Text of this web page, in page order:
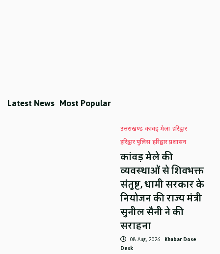
Latest News Most Popular
उत्तराखण्ड कावड़ मेला हरिद्वार
हरिद्वार पुलिस हरिद्वार प्रशासन
कांवड़ मेले की
व्यवस्थाओं से शिवभक्त
संतुष्ट, धामी सरकार के
नियोजन की राज्य मंत्री
सुनील सैनी ने की
सराहना
08 Aug, 2026 Khabar Dose
Desk